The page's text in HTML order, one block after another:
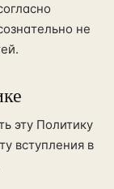
не
эту Политику
вступления в